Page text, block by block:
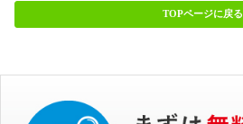
TOPページに戻る